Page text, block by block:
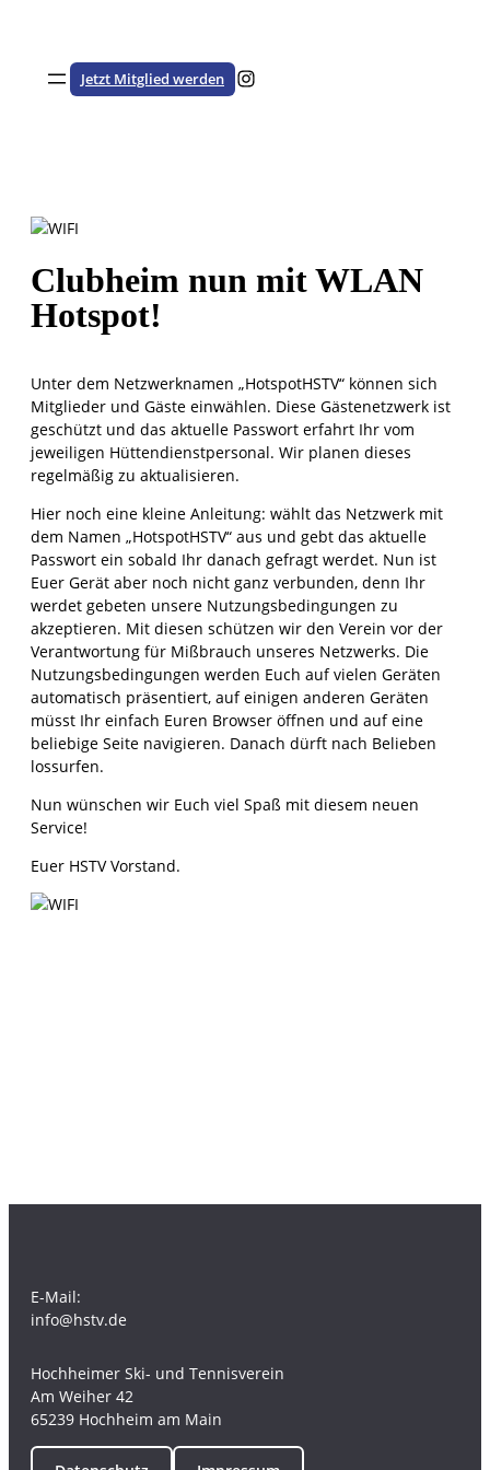
springen
Jetzt Mitglied werden Besuche den HSTV auf Instagram
Clubheim nun mit WLAN
Hotspot!
Unter dem Netzwerknamen „HotspotHSTV“ können sich
Mitglieder und Gäste einwählen. Diese Gästenetzwerk ist
geschützt und das aktuelle Passwort erfahrt Ihr vom
jeweiligen Hüttendienstpersonal. Wir planen dieses
regelmäßig zu aktualisieren.
Hier noch eine kleine Anleitung: wählt das Netzwerk mit
dem Namen „HotspotHSTV“ aus und gebt das aktuelle
Passwort ein sobald Ihr danach gefragt werdet. Nun ist
Euer Gerät aber noch nicht ganz verbunden, denn Ihr
werdet gebeten unsere Nutzungsbedingungen zu
akzeptieren. Mit diesen schützen wir den Verein vor der
Verantwortung für Mißbrauch unseres Netzwerks. Die
Nutzungsbedingungen werden Euch auf vielen Geräten
automatisch präsentiert, auf einigen anderen Geräten
müsst Ihr einfach Euren Browser öffnen und auf eine
beliebige Seite navigieren. Danach dürft nach Belieben
lossurfen.
Nun wünschen wir Euch viel Spaß mit diesem neuen
Service!
Euer HSTV Vorstand.
E-Mail:
info@hstv.de
Hochheimer Ski- und Tennisverein
Am Weiher 42
65239 Hochheim am Main